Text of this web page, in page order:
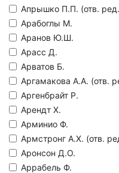
Апрышко П.П. (отв.
Арабоглы М.
Аранов Ю.Ш.
Арасс Д.
Арватов Б.
Аргамакова А.А. (отв.
Аргенбрайт Р.
Арендт Х.
Арминио Ф.
Армстронг А.Х. (отв.
Аронсон Д.О.
Аррабель Ф.